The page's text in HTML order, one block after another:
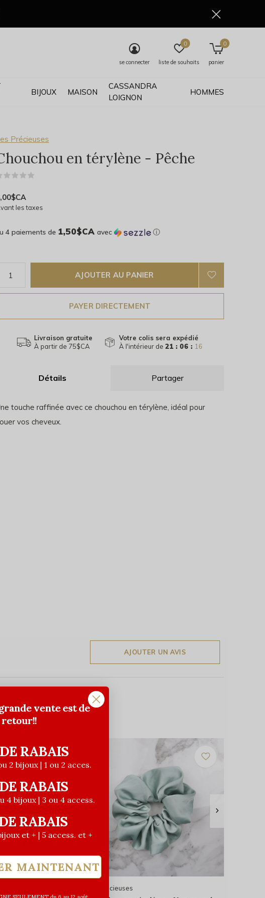
BIJOUX MAISON
CASSANDRA
LOIGNON
HOMMES
se connecter liste de souhaits
0
panier
0
Précieuses
en térylène - Pêche
les taxes
4 paiements de 1,50$CA avec ⓘ
AJOUTER AU PANIER
PAYER DIRECTEMENT
Livraison gratuite
À partir de 75$CA
Votre colis sera expédié
À l'intérieur de 21 : 06 : 16
Détails Partager
touche raffinée avec ce chouchou en térylène, idéal pour
vos cheveux.
AJOUTER UN AVIS
Les Précieuses
vente est de
retour!!
RABAIS
2 bijoux | 1 ou 2 acces.
RABAIS
4 bijoux | 3 ou 4 access.
RABAIS
et + | 5 access. et +
MAINTENANT